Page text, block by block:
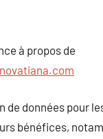
à propos de
de données pour
bénéfices,